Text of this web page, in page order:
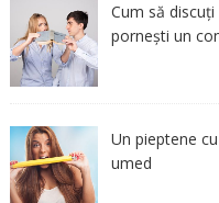
Cum să
pornești un
Un pieptene
umed